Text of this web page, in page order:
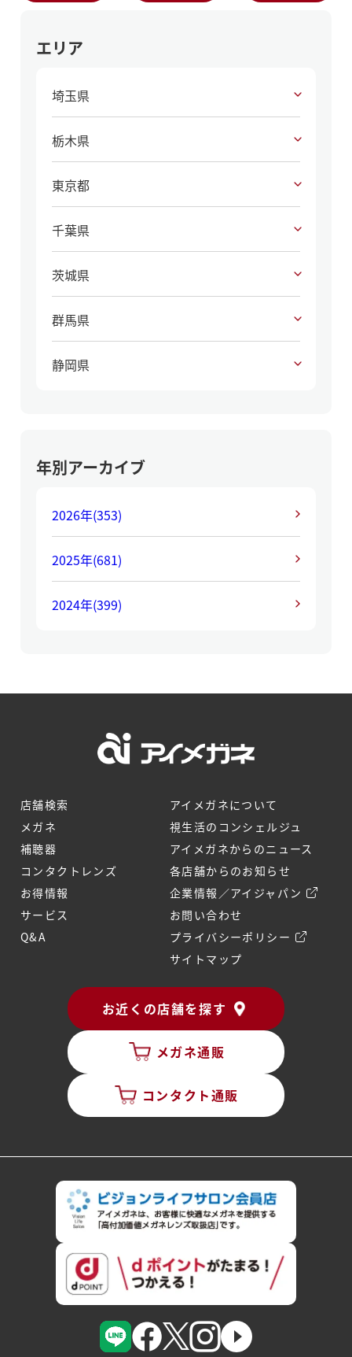
エリア
埼玉県
栃木県
東京都
千葉県
茨城県
群馬県
静岡県
年別アーカイブ
2026年(353)
2025年(681)
2024年(399)
店舗検索
メガネ
補聴器
コンタクトレンズ
お得情報
サービス
Q&A
アイメガネについて
視生活のコンシェルジュ
アイメガネからのニュース
各店舗からのお知らせ
企業情報／アイジャパン
お問い合わせ
プライバシーポリシー
サイトマップ
お近くの店舗を探す
メガネ通販
コンタクト通販